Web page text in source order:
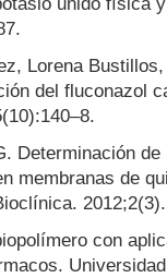
Lorena
del fluconazol
Determinación
membranas de
2012;2(3).
con